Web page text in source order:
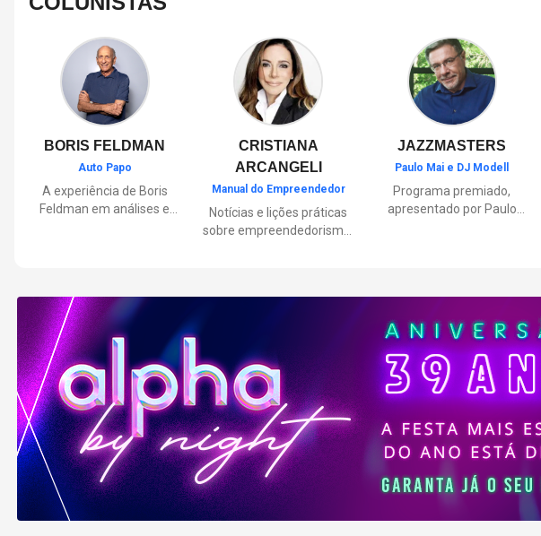
BORIS FELDMAN
Auto Papo
A experiência de Boris
Feldman em análises e
manutenção,
lançamentos, tecnologia e
tudo o que envolve o dia a
dia dos motoristas.
CRISTIANA
ARCANGELI
Manual do Empreendedor
Notícias e lições práticas
sobre empreendedorismo,
JAZZMASTERS
Paulo Mai e DJ Modell
Programa premiado,
apresentado por Paulo
Soul ao House.
Lançamentos e histórias
sobre artistas e
movimentos que
nasceram a partir do jazz
e ajudaram a moldar a
música contemporânea.